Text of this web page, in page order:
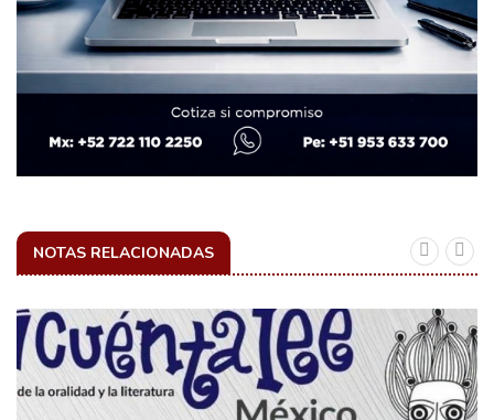
NOTAS RELACIONADAS